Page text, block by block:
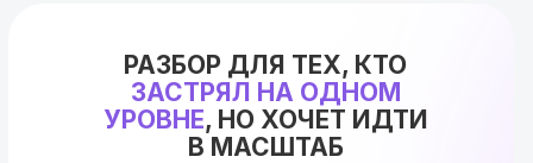
РАЗБОР ДЛЯ ТЕХ, КТО
ЗАСТРЯЛ НА ОДНОМ
УРОВНЕ, НО ХОЧЕТ ИДТИ
В МАСШТАБ